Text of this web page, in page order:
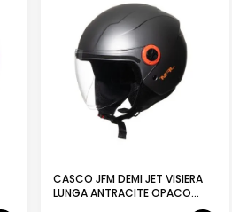
CASCO JFM DEMI JET VISIERA
LUNGA ANTRACITE OPACO